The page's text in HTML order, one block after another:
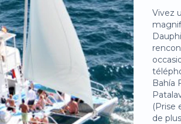
Vivez
Bahía
(Prise
de